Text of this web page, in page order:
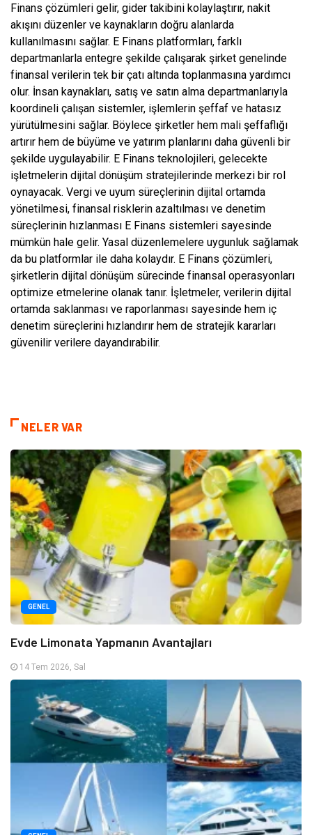
Finans çözümleri gelir, gider takibini kolaylaştırır, nakit
akışını düzenler ve kaynakların doğru alanlarda
kullanılmasını sağlar. E Finans platformları, farklı
departmanlarla entegre şekilde çalışarak şirket genelinde
finansal verilerin tek bir çatı altında toplanmasına yardımcı
olur. İnsan kaynakları, satış ve satın alma departmanlarıyla
koordineli çalışan sistemler, işlemlerin şeffaf ve hatasız
yürütülmesini sağlar. Böylece şirketler hem mali şeffaflığı
artırır hem de büyüme ve yatırım planlarını daha güvenli bir
şekilde uygulayabilir. E Finans teknolojileri, gelecekte
işletmelerin dijital dönüşüm stratejilerinde merkezi bir rol
oynayacak. Vergi ve uyum süreçlerinin dijital ortamda
yönetilmesi, finansal risklerin azaltılması ve denetim
süreçlerinin hızlanması E Finans sistemleri sayesinde
mümkün hale gelir. Yasal düzenlemelere uygunluk sağlamak
da bu platformlar ile daha kolaydır. E Finans çözümleri,
şirketlerin dijital dönüşüm sürecinde finansal operasyonları
optimize etmelerine olanak tanır. İşletmeler, verilerin dijital
ortamda saklanması ve raporlanması sayesinde hem iç
denetim süreçlerini hızlandırır hem de stratejik kararları
güvenilir verilere dayandırabilir.
NELER VAR
GENEL
Evde Limonata Yapmanın Avantajları
14 Tem 2026, Sal